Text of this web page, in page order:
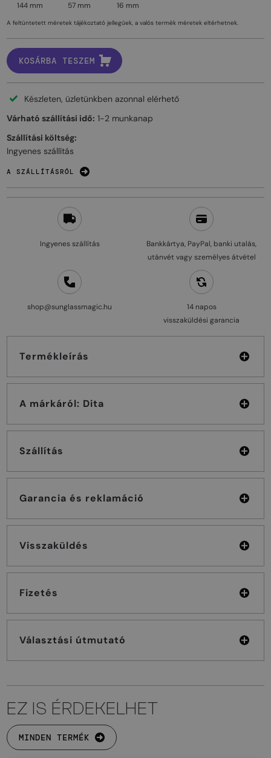
Ingyenes szállítás
Bankkártya, PayPal, banki utalás,
utánvét vagy személyes átvétel
shop@sunglassmagic.hu
14 napos
visszaküldési garancia
Termékleírás
A márkáról: Dita
Szállítás
Garancia és reklamáció
Visszaküldés
Fizetés
Választási útmutató
144 mm 57 mm 16 mm
A feltüntetett méretek tájékoztató jellegűek, a valós termék méretek eltérhetnek.
KOSÁRBA TESZEM
Készleten, üzletünkben azonnal elérhető
Várható szállítási idő: 1-2 munkanap
Szállítási költség:
Ingyenes szállítás
A SZÁLLÍTÁSRÓL
EZ IS ÉRDEKELHET
MINDEN TERMÉK